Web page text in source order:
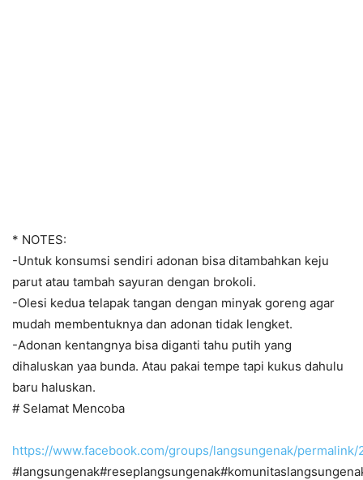
* NOTES:
-Untuk konsumsi sendiri adonan bisa ditambahkan keju
parut atau tambah sayuran dengan brokoli.
-Olesi kedua telapak tangan dengan minyak goreng agar
mudah membentuknya dan adonan tidak lengket.
-Adonan kentangnya bisa diganti tahu putih yang
dihaluskan yaa bunda. Atau pakai tempe tapi kukus dahulu
baru haluskan.
# Selamat Mencoba
https://www.facebook.com/groups/langsungenak/permalink/